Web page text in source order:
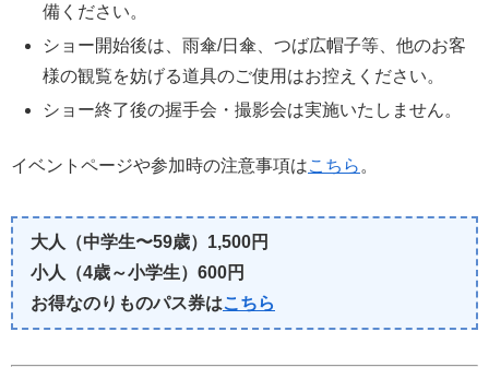
備ください。
ショー開始後は、雨傘/日傘、つば広帽子等、他のお客
様の観覧を妨げる道具のご使用はお控えください。
ショー終了後の握手会・撮影会は実施いたしません。
イベントページや参加時の注意事項はこちら 。
大人（中学生〜59歳）1,500円
小人（4歳～小学生）600円
お得なのりものパス券はこちら